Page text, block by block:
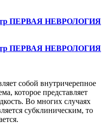
ПЕРВАЯ НЕВРОЛОГИЯ
ПЕРВАЯ НЕВРОЛОГИЯ
собой внутричерепное
которое представляет
Во многих случаях
субклиническим, то